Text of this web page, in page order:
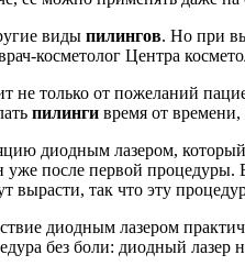
виды пилингов. Но при
косметолог Центра
не только от пожеланий
пилинги время от
диодным лазером, который
уже после первой процедуры.
вырасти, так что эту
диодным лазером
без боли: диодный лазер